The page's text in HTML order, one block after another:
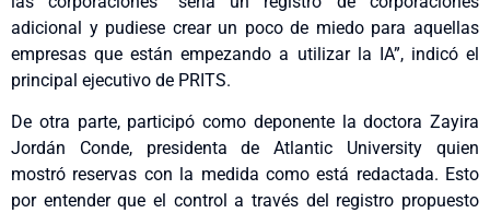
adicional y pudiese crear un poco de miedo para aquellas
empresas que están empezando a utilizar la IA”, indicó el
principal ejecutivo de PRITS.
De otra parte, participó como deponente la doctora Zayira
Jordán Conde, presidenta de Atlantic University quien
mostró reservas con la medida como está redactada. Esto
por entender que el control a través del registro propuesto